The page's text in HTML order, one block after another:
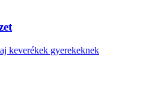
keverékek gyerekeknek